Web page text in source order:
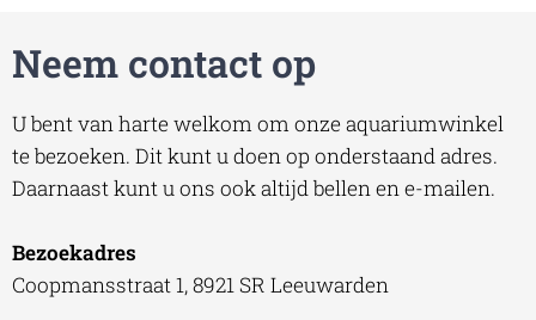
Neem contact op
U bent van harte welkom om onze aquariumwinkel
te bezoeken. Dit kunt u doen op onderstaand adres.
Daarnaast kunt u ons ook altijd bellen en e-mailen.
Bezoekadres
Coopmansstraat 1, 8921 SR Leeuwarden